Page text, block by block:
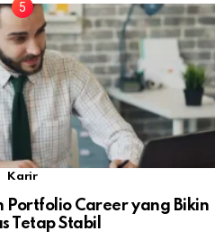
Karir
Portfolio Career yang Bikin
Tetap Stabil